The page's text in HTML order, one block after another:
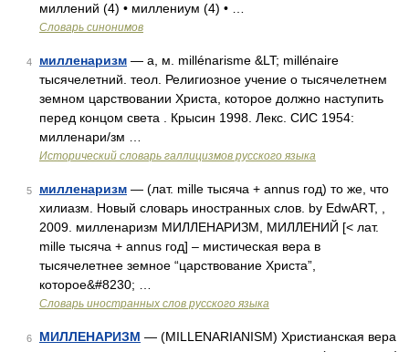
миллений (4) • миллениум (4) • …
Словарь синонимов
4 милленаризм — а, м. millénarisme &LT; millénaire
тысячелетний. теол. Религиозное учение о тысячелетнем
земном царствовании Христа, которое должно наступить
перед концом света . Крысин 1998. Лекс. СИС 1954:
милленари/зм …
Исторический словарь галлицизмов русского языка
5 милленаризм — (лат. mille тысяча + annus год) то же, что
хилиазм. Новый словарь иностранных слов. by EdwART, ,
2009. милленаризм МИЛЛЕНАРИЗМ, МИЛЛЕНИЙ [< лат.
mille тысяча + annus год] – мистическая вера в
тысячелетнее земное “царствование Христа”,
которое&#8230; …
Словарь иностранных слов русского языка
6 МИЛЛЕНАРИЗМ — (MILLENARIANISM) Христианская вера